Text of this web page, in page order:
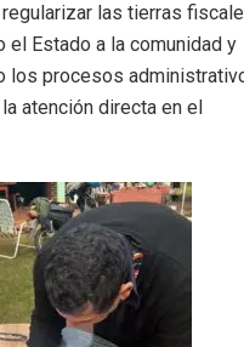
las tierras
el Estado a la comunidad y
los procesos
atención directa en el